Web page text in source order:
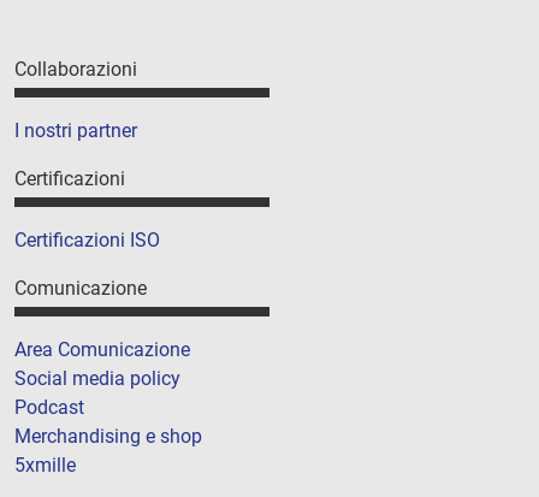
Collaborazioni
I nostri partner
Certificazioni
Certificazioni ISO
Comunicazione
Area Comunicazione
Social media policy
Podcast
Merchandising e shop
5xmille